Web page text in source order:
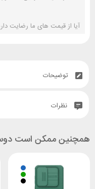
آیا از قیمت های ما رضایت
توضیحات
نظرات
همچنین ممکن است